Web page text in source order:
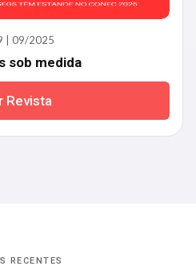
| 09/2025
sob medida
Revista
RECENTES